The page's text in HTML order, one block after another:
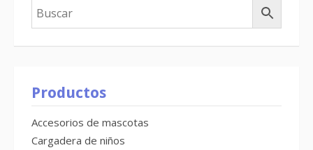
Productos
Accesorios de mascotas
Cargadera de niños